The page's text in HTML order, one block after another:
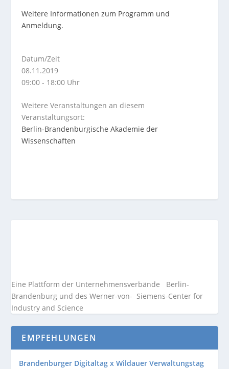
Weitere Informationen zum Programm und
Anmeldung.
Datum/Zeit
08.11.2019
09:00 - 18:00 Uhr
Weitere Veranstaltungen an diesem
Veranstaltungsort:
Berlin-Brandenburgische Akademie der
Wissenschaften
Eine Plattform der Unternehmensverbände Berlin-
Brandenburg und des Werner-von- Siemens-Center for
Industry and Science
EMPFEHLUNGEN
Brandenburger Digitaltag x Wildauer Verwaltungstag